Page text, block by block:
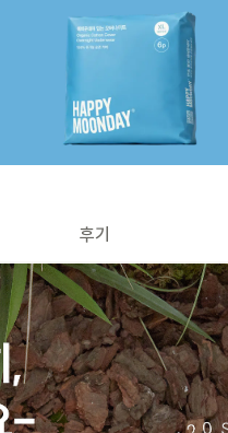
후기